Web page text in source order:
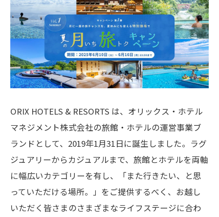
ORIX HOTELS & RESORTS は、オリックス・ホテル
マネジメント株式会社の旅館・ホテルの運営事業ブ
ランドとして、2019年1月31日に誕生しました。ラグ
ジュアリーからカジュアルまで、旅館とホテルを両軸
に幅広いカテゴリーを有し、「また行きたい、と思
っていただける場所。」をご提供するべく、お越し
いただく皆さまのさまざまなライフステージに合わ